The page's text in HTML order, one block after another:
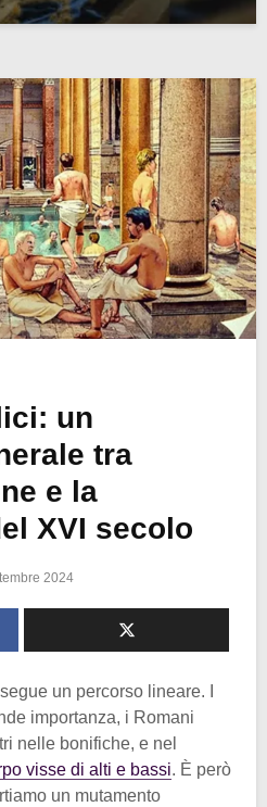
un
tra
e la
XVI secolo
2024
un percorso lineare. I
importanza, i Romani
nelle bonifiche, e nel
visse di alti e bassi. È però
un mutamento